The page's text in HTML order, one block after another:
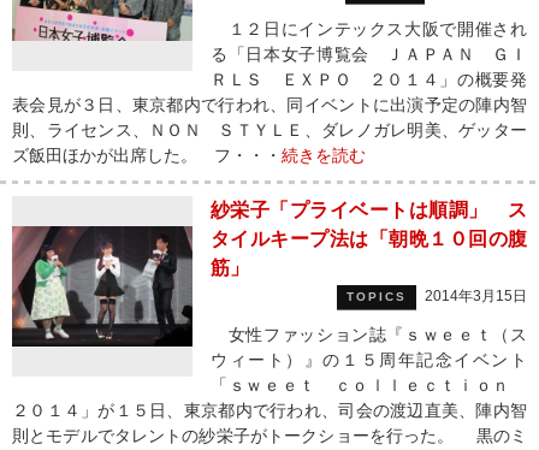
１２日にインテックス大阪で開催され
る「日本女子博覧会 ＪＡＰＡＮ ＧＩ
ＲＬＳ ＥＸＰＯ ２０１４」の概要発
表会見が３日、東京都内で行われ、同イベントに出演予定の陣内智
則、ライセンス、ＮＯＮ ＳＴＹＬＥ、ダレノガレ明美、ゲッター
ズ飯田ほかが出席した。 フ・・・ 続きを読む
紗栄子「プライベートは順調」 ス
タイルキープ法は「朝晩１０回の腹
筋」
TOPICS 2014年3月15日
女性ファッション誌『ｓｗｅｅｔ（ス
ウィート）』の１５周年記念イベント
「ｓｗｅｅｔ ｃｏｌｌｅｃｔｉｏｎ
２０１４」が１５日、東京都内で行われ、司会の渡辺直美、陣内智
則とモデルでタレントの紗栄子がトークショーを行った。 黒のミ